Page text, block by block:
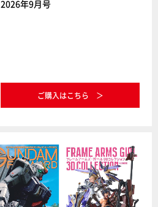
2026年9月号
ご購入はこちら